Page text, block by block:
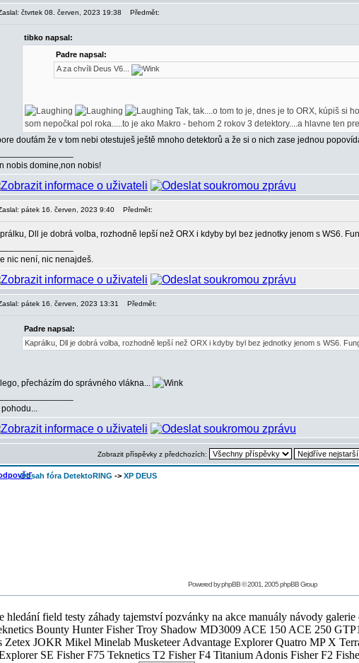
čtvrtek 08. červen, 2023 19:38 Předmět:
tibko napsal:
Padre napsal:
A za chvíli Deus V6...
Tak, tak....o tom to je, dnes je to ORX, kúpiš si
som nepočkal pol roka.....to je ako Makro - behom 2 rokov 3 detektory....a hlavne ten
doufám že v tom nebi otestuješ ještě mnoho detektorů a že si o nich zase jednou
nobis domine,non nobis!
pátek 16. červen, 2023 9:40 Předmět:
Dll je dobrá volba, rozhodně lepší než ORX i kdyby byl bez jednotky jenom s WS6.
nic není, nic nenajdeš.
pátek 16. červen, 2023 13:31 Předmět:
Padre napsal:
Kaprálku, Dll je dobrá volba, rozhodně lepší než ORX i kdyby byl bez jednotky jenom s WS6.
přecházím do správného vlákna...
Zobrazit příspěvky z předchozích:
Obsah fóra DetektoRING -> XP DEUS
Powered byphpBB© 2001, 2005 phpBB Group
field testy záhady tajemství pozvánky na akce manuály návody
Bounty Hunter Fisher Troy Shadow MD3009 ACE 150 ACE 250
JOKR Mikel Minelab Musketeer Advantage Explorer Quatro MP X
SE Fisher F75 Teknetics T2 Fisher F4 Titanium Adonis Fisher F2